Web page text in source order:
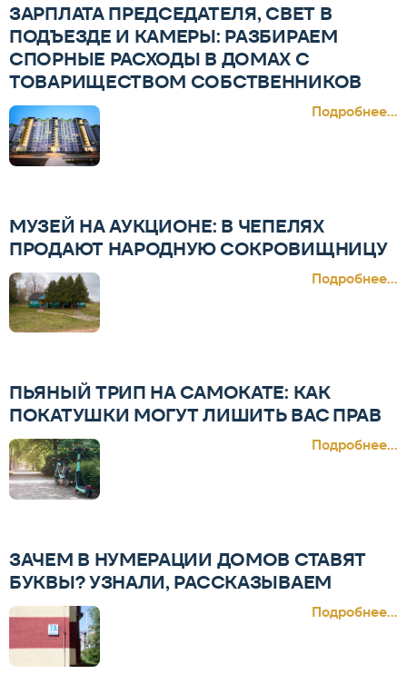
ЗАРПЛАТА ПРЕДСЕДАТЕЛЯ, СВЕТ В
ПОДЪЕЗДЕ И КАМЕРЫ: РАЗБИРАЕМ
СПОРНЫЕ РАСХОДЫ В ДОМАХ С
ТОВАРИЩЕСТВОМ СОБСТВЕННИКОВ
Подробнее...
МУЗЕЙ НА АУКЦИОНЕ: В ЧЕПЕЛЯХ
ПРОДАЮТ НАРОДНУЮ СОКРОВИЩНИЦУ
Подробнее...
ПЬЯНЫЙ ТРИП НА САМОКАТЕ: КАК
ПОКАТУШКИ МОГУТ ЛИШИТЬ ВАС ПРАВ
Подробнее...
ЗАЧЕМ В НУМЕРАЦИИ ДОМОВ СТАВЯТ
БУКВЫ? УЗНАЛИ, РАССКАЗЫВАЕМ
Подробнее...